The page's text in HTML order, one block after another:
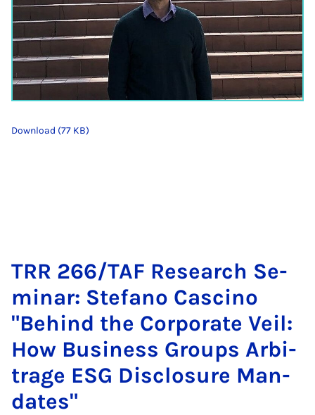
Download (77 KB)
TRR 266/TAF Re­sea­rch Se­
mi­nar: Ste­fa­no Cas­ci­no
"Be­hind the Cor­po­ra­te Veil:
How Busi­ness Groups Ar­bi­
tra­ge ESG Disclos­ure Man­
da­tes"